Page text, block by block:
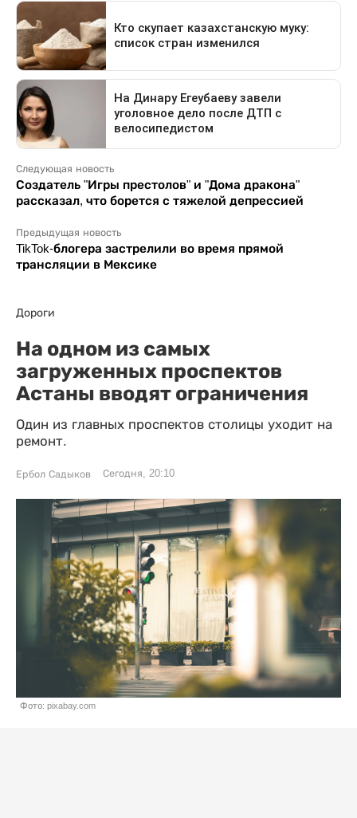
Следующая новость
Создатель "Игры престолов" и "Дома дракона"
рассказал, что борется с тяжелой депрессией
Предыдущая новость
TikTok-блогера застрелили во время прямой
трансляции в Мексике
Дороги
На одном из самых
загруженных проспектов
Астаны вводят ограничения
Один из главных проспектов столицы уходит на
ремонт.
Ербол Садыков Сегодня, 20:10
Фото: pixabay.com